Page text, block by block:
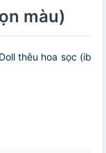
màu)
thêu hoa sọc (ib